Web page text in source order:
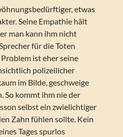
etwas
Seine Empathie hält
man kann ihm nicht
für die Toten
ist eher seine
polizeilicher
im Bilde, geschweige
So kommt ihm nie der
selbst ein zwielichtiger
Zahn fühlen sollte. Kein
Tages spurlos